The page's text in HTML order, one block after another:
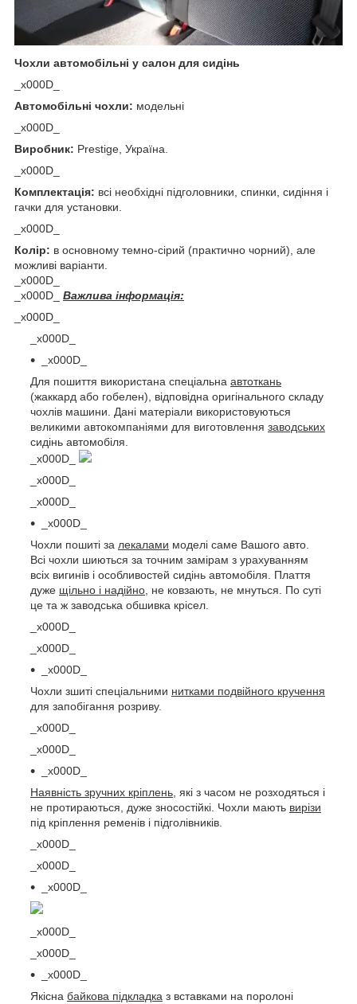
Чохли автомобільні у салон для сидінь
_x000D_
Автомобільні чохли: модельні
_x000D_
Виробник: Prestige, Україна.
_x000D_
Комплектація: всі необхідні підголовники, спинки, сидіння і
гачки для установки.
_x000D_
Колір: в основному темно-сірий (практично чорний), але
можливі варіанти.
_x000D_
_x000D_ Важлива інформація:
_x000D_
_x000D_
_x000D_
Для пошиття використана спеціальна автоткань
(жаккард або гобелен), відповідна оригінального складу
чохлів машини. Дані матеріали використовуються
великими автокомпаніями для виготовлення заводських
сидінь автомобіля.
_x000D_
_x000D_
_x000D_
_x000D_
Чохли пошиті за лекалами моделі саме Вашого авто.
Всі чохли шиються за точним замірам з урахуванням
всіх вигинів і особливостей сидінь автомобіля. Плаття
дуже щільно і надійно , не ковзають, не мнуться. По суті
це та ж заводська обшивка крісел.
_x000D_
_x000D_
_x000D_
Чохли зшиті спеціальними нитками подвійного кручення
для запобігання розриву.
_x000D_
_x000D_
_x000D_
Наявність зручних кріплень , які з часом не розходяться і
не протираються, дуже зносостійкі. Чохли мають вирізи
під кріплення ременів і підголівників.
_x000D_
_x000D_
_x000D_
_x000D_
_x000D_
_x000D_
Якісна байкова підкладка з вставками на поролоні